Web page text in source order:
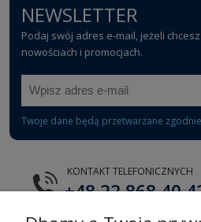
NEWSLETTER
Podaj swój adres e-mail, jeżeli
nowościach i promocjach.
Twoje dane będą przetwarzane
KONTAKT TELEFONICZNYCH
+48 22 868 40